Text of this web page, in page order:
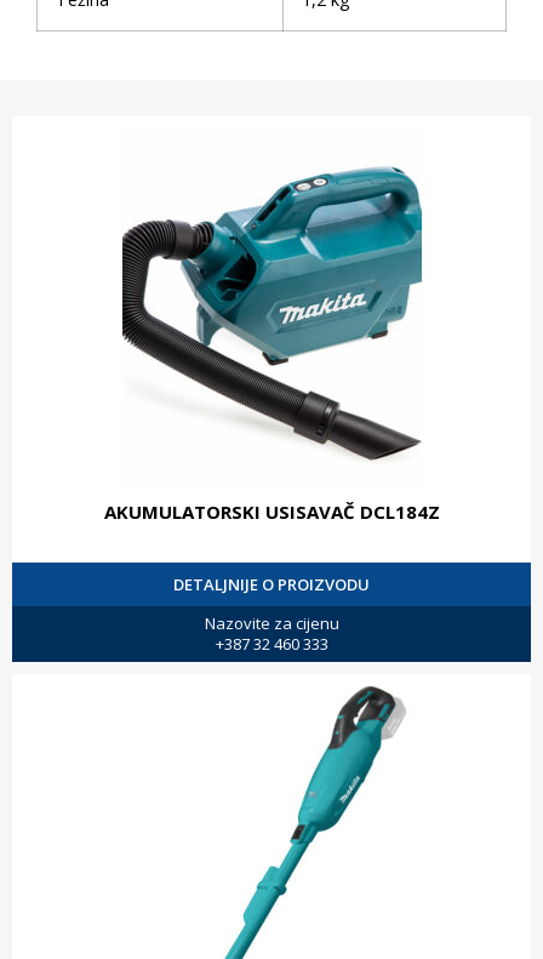
AKUMULATORSKI USISAVAČ DCL184Z
DETALJNIJE O PROIZVODU
Nazovite za cijenu
+387 32 460 333